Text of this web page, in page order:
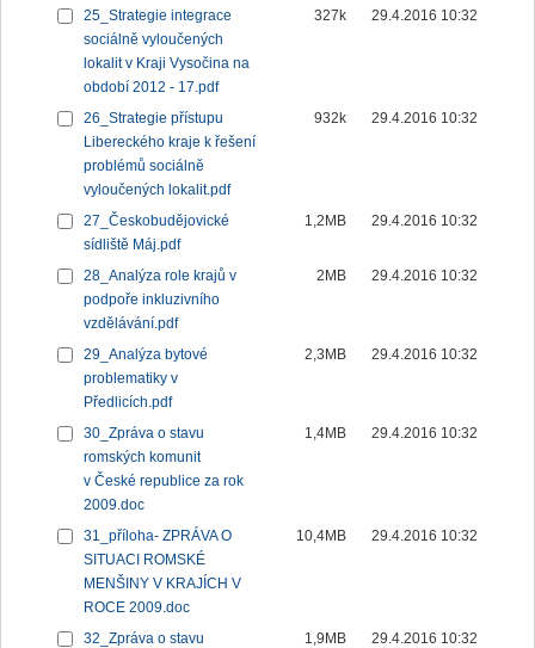
25_Strategie integrace
sociálně vyloučených
lokalit v Kraji Vysočina na
období 2012 - 17.pdf
327k 29.4.2016 10:32
26_Strategie přístupu
Libereckého kraje k řešení
problémů sociálně
vyloučených lokalit.pdf
932k 29.4.2016 10:32
27_Českobudějovické
sídliště Máj.pdf
1,2MB 29.4.2016 10:32
28_Analýza role krajů v
podpoře inkluzivního
vzdělávání.pdf
2MB 29.4.2016 10:32
29_Analýza bytové
problematiky v
Předlicích.pdf
2,3MB 29.4.2016 10:32
30_Zpráva o stavu
romských komunit
v České republice za rok
2009.doc
1,4MB 29.4.2016 10:32
31_příloha- ZPRÁVA O
SITUACI ROMSKÉ
MENŠINY V KRAJÍCH V
ROCE 2009.doc
10,4MB 29.4.2016 10:32
32_Zpráva o stavu
1,9MB 29.4.2016 10:32